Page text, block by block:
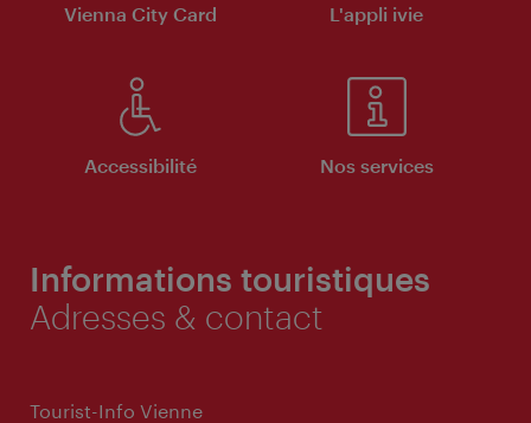
Vienna City Card L'appli ivie
Accessibilité Nos services
Informations touristiques
Adresses & contact
Tourist-Info Vienne